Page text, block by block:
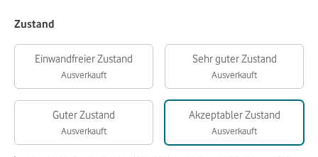
Zustand
Einwandfreier Zustand
Ausverkauft
Sehr guter Zustand
Ausverkauft
Guter Zustand
Ausverkauft
Akzeptabler Zustand
Ausverkauft